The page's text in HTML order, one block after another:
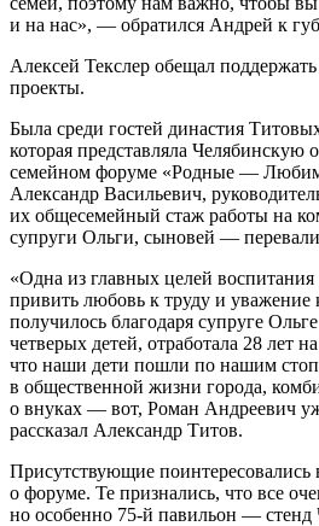
и на нас», — обратился Андрей к
Алексей Текслер обещал
проекты.
Была среди гостей династия
которая представляла Челябинскую
семейном форуме «Родные —
Александр Васильевич,
их общесемейный стаж работы на
супруги Ольги, сыновей —
«Одна из главных целей воспитания
привить любовь к труду и уважение
получилось благодаря супруге
четверых детей, отработала 28 лет
что наши дети пошли по нашим
в общественной жизни города,
о внуках — вот, Роман Андреевич
рассказал Александр Титов.
Присутствующие
о форуме. Те признались, что все
но особенно 75-й павильон — стенд